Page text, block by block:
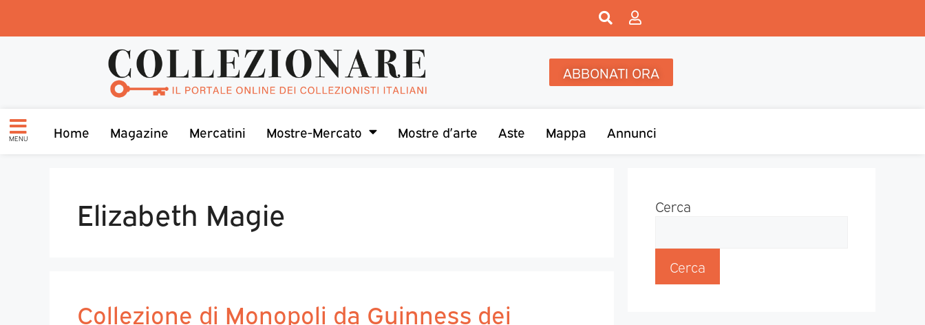
ABBONATI ORA
MENU Home Magazine Mercatini Mostre-Mercato Mostre d’arte Aste Mappa Annunci
Elizabeth Magie
Collezione di Monopoli da Guinness dei
Cerca
Cerca